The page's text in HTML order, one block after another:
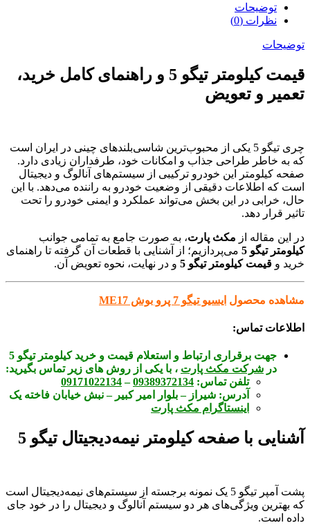
توضیحات
نظرات (0)
توضیحات
قیمت کیلومتر تیگو 5 و راهنمای کامل خرید،
تعمیر و تعویض
چری تیگو 5 یکی از محبوب‌ترین شاسی‌بلندهای چینی در ایران است
که به خاطر طراحی جذاب و امکانات خود، طرفداران زیادی دارد.
صفحه کیلومتر این خودرو ترکیبی از سیستم‌های آنالوگ و دیجیتال
است که اطلاعات دقیقی از وضعیت خودرو به راننده می‌دهد. با این
حال، خرابی در این بخش می‌تواند عملکرد و ایمنی خودرو را تحت
تاثیر قرار دهد.
در این مقاله از مکث پارت، به صورت جامع به تمامی جوانب
کیلومتر تیگو 5
می‌پردازیم؛ از آشنایی با قطعات آن گرفته تا راهنمای
خرید و قیمت کیلومتر تیگو 5 و در نهایت، نحوه تعویض آن.
مشاهده محصول ایسیو تیگو 7 پرو بوش ME17
اطلاعات تماس:
جهت برقراری ارتباط و استعلام قیمت و خرید کیلومتر تیگو 5
در شرکت مکث پارت ، با یکی از روش های زیر تماس بگیرید:
تلفن تماس: 09389372134
–
09171022134
آدرس: شیراز – بلوار امیر کبیر – نبش خیابان فاخته یک
اینستاگرام مکث پارت
آشنایی با صفحه کیلومتر نیمه‌دیجیتال تیگو 5
پشت آمپر تیگو 5 یک نمونه برجسته از سیستم‌های نیمه‌دیجیتال است
که بهترین ویژگی‌های هر دو سیستم آنالوگ و دیجیتال را در خود جای
داده است.